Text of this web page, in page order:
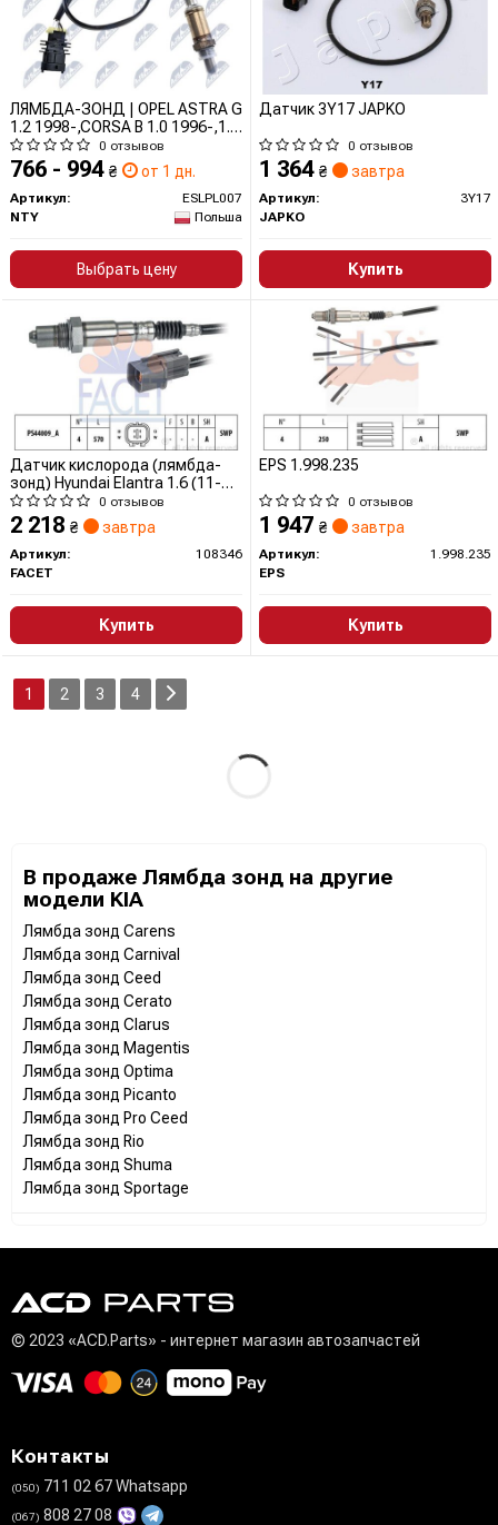
ЛЯМБДА-ЗОНД | OPEL ASTRA G
1.2 1998-,CORSA B 1.0 1996-,1.2
1998-/REGULACYJNA/ ESLPL007
NTY
0 отзывов
766 - 994 ₴ от 1 дн.
Артикул:
ESLPL007
NTY
Польша
Выбрать цену
Датчик 3Y17 JAPKO
0 отзывов
1 364 ₴ завтра
Артикул:
3Y17
JAPKO
Купить
Датчик кислорода (лямбда-
зонд) Hyundai Elantra 1.6 (11-
15) (10.8346) Facet
0 отзывов
2 218 ₴ завтра
Артикул:
108346
FACET
Купить
EPS 1.998.235
0 отзывов
1 947 ₴ завтра
Артикул:
1.998.235
EPS
Купить
1 2 3 4
В продаже Лямбда зонд на другие
модели KIA
Лямбда зонд Carens
Лямбда зонд Carnival
Лямбда зонд Ceed
Лямбда зонд Cerato
Лямбда зонд Clarus
Лямбда зонд Magentis
Лямбда зонд Optima
Лямбда зонд Picanto
Лямбда зонд Pro Ceed
Лямбда зонд Rio
Лямбда зонд Shuma
Лямбда зонд Sportage
© 2023 «ACD.Parts» - интернет магазин автозапчастей
Контакты
(050) 711 02 67 Whatsapp
(067) 808 27 08